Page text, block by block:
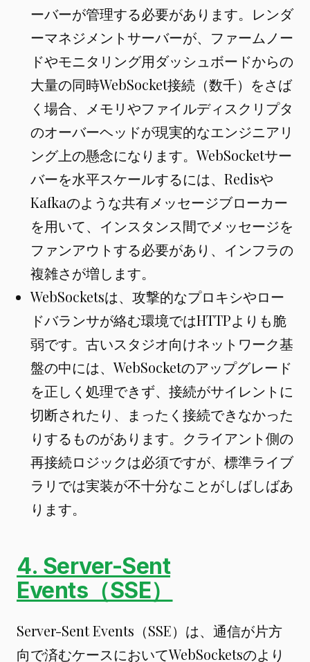
ーバーが管理する必要があります。レンダ
ーマネジメントサーバーが、ファームノー
ドやモニタリング用ダッシュボードからの
大量の同時WebSocket接続（数千）をさば
く場合、メモリやファイルディスクリプタ
のオーバーヘッドが現実的なエンジニアリ
ング上の懸念になります。WebSocketサー
バーを水平スケールするには、Redisや
Kafkaのような共有メッセージブローカー
を用いて、インスタンス間でメッセージを
ファンアウトする必要があり、インフラの
複雑さが増します。
WebSocketsは、攻撃的なプロキシやロー
ドバランサが絡む環境ではHTTPよりも脆
弱です。古いスタジオ向けネットワーク基
盤の中には、WebSocketのアップグレード
を正しく処理できず、接続がサイレントに
切断されたり、まったく接続できなかった
りするものがあります。クライアント側の
再接続ロジックは必須ですが、標準ライブ
ラリでは実装が不十分なことがしばしばあ
ります。
4. Server-Sent
Events（SSE）
Server-Sent Events（SSE）は、通信が片方
向で済むケースにおいてWebSocketsのより